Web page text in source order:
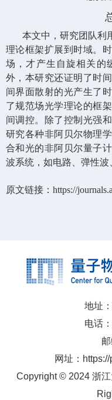
本文中，研究团队利
理论框架扩展到时域。
场，才产生自旋相关的
外，本研究还证明了时
间界面散射的光产生了
了规范场光学理论的框
间调控。除了控制光强
研究各种非阿贝尔物理
合和光的非阿贝尔量子
波系统，如电路、弹性波
原文链接： https://
地址
电话
网址：
Copyright © 2024 浙江